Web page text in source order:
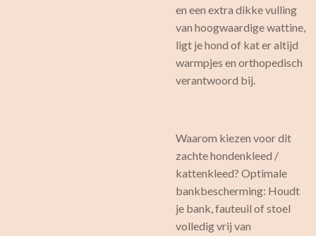
en een extra dikke vulling
van hoogwaardige wattine,
ligt je hond of kat er altijd
warmpjes en orthopedisch
verantwoord bij.
Waarom kiezen voor dit
zachte hondenkleed /
kattenkleed? Optimale
bankbescherming: Houdt
je bank, fauteuil of stoel
volledig vrij van